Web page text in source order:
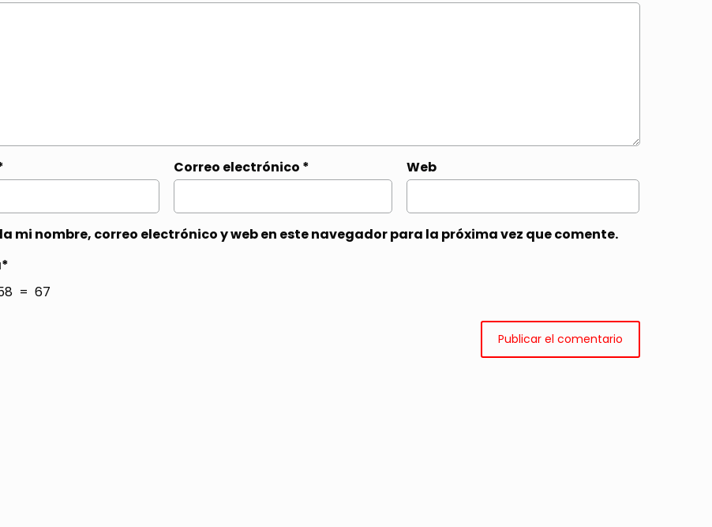
Correo electrónico * Web
mi nombre, correo electrónico y web en este navegador para la próxima vez que comente.
= 67